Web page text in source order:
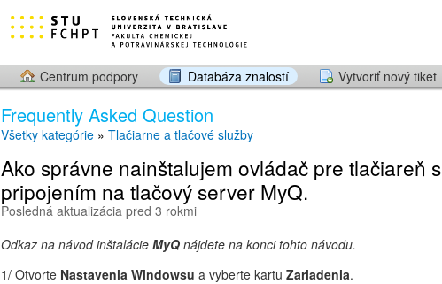
Centrum podpory Databáza znalostí Vytvoriť nový tiket
Frequently Asked Question
Všetky kategórie » Tlačiarne a tlačové služby
Ako správne nainštalujem ovládač pre tlačiareň s
pripojením na tlačový server MyQ.
Posledná aktualizácia pred 3 rokmi
Odkaz na návod inštalácie MyQ nájdete na konci tohto návodu.
1/ Otvorte Nastavenia Windowsu a vyberte kartu Zariadenia.